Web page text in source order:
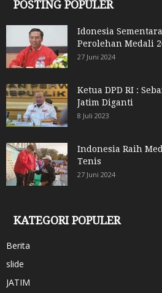
POSTING POPULER
Idonesia
Perolehan Medali
27 Juni 2024
Ketua DPD RI :
Jatim Diganti
8 Juli 2023
Indonesia Raih
Tenis
27 Juni 2024
KATEGORI POPULER
Berita
slide
JATIM